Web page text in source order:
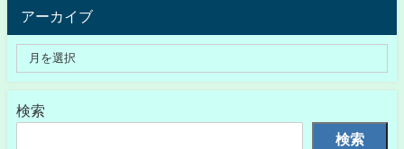
アーカイブ
検索
検索